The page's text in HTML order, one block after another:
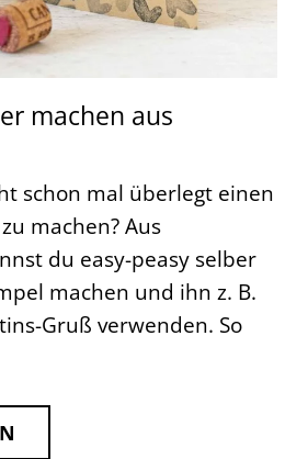
machen aus
schon mal überlegt einen
machen? Aus
du easy-peasy selber
machen und ihn z. B.
Gruß verwenden. So